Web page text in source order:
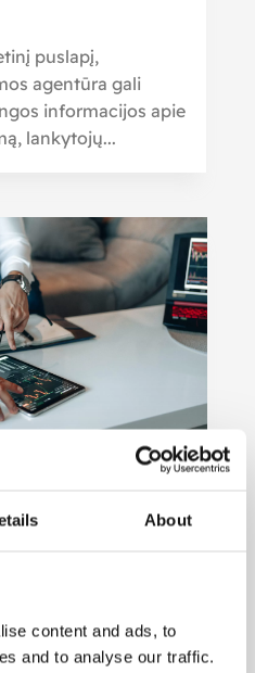
About
content and ads, to
and to analyse our traffic.
puslapį,
agentūra gali
informacijos apie
lankytojų...
efektyvus
ilgalaikius
reklamuojama
vartotojus. Ji